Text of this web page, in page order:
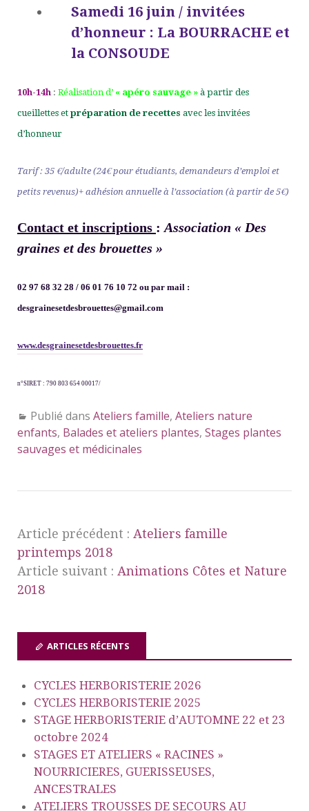
Samedi 16 juin / invitées
d’honneur : La BOURRACHE et
la CONSOUDE
10h-14h : Réalisation d’ « apéro sauvage » à partir des
cueillettes et préparation de recettes avec les invitées
d’honneur
Tarif : 35 €/adulte (24€ pour étudiants, demandeurs d’emploi et
petits revenus)+ adhésion annuelle à l’association (à partir de 5€)
Contact et inscriptions : Association « Des
graines et des brouettes »
02 97 68 32 28 / 06 01 76 10 72 ou par mail :
desgrainesetdesbrouettes@gmail.com
www.desgrainesetdesbrouettes.fr
n°SIRET : 790 803 654 00017/
Publié dans Ateliers famille, Ateliers nature
enfants, Balades et ateliers plantes, Stages plantes
sauvages et médicinales
Article précédent : Ateliers famille
printemps 2018
Article suivant : Animations Côtes et Nature
2018
ARTICLES RÉCENTS
CYCLES HERBORISTERIE 2026
CYCLES HERBORISTERIE 2025
STAGE HERBORISTERIE d’AUTOMNE 22 et 23
octobre 2024
STAGES ET ATELIERS « RACINES »
NOURRICIERES, GUERISSEUSES,
ANCESTRALES
ATELIERS TROUSSES DE SECOURS AU